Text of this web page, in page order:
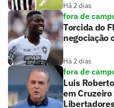
Há 2 dias
fora de
Torcida do
negociação
Há 2 dias
fora de
Luis
em